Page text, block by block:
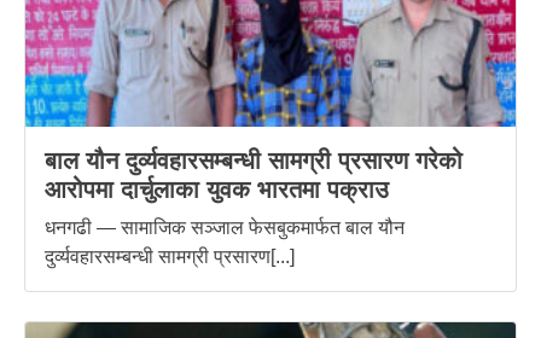
बाल यौन दुर्व्यवहारसम्बन्धी सामग्री प्रसारण गरेको
आरोपमा दार्चुलाका युवक भारतमा पक्राउ
धनगढी — सामाजिक सञ्जाल फेसबुकमार्फत बाल यौन
दुर्व्यवहारसम्बन्धी सामग्री प्रसारण[...]